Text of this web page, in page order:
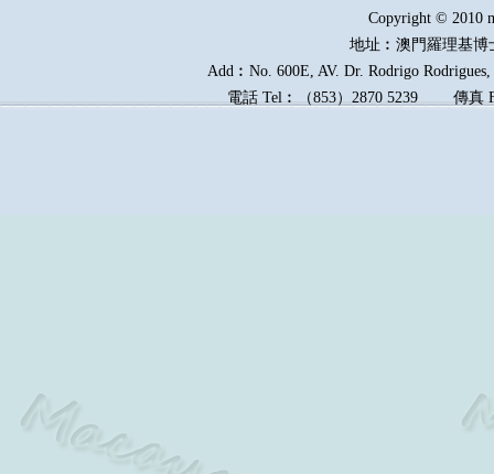
Copyright © 2010
地址︰澳門羅理基博
Add︰No. 600E, AV. Dr. Rodrigo
電話 Tel︰（853）2870 5239傳真